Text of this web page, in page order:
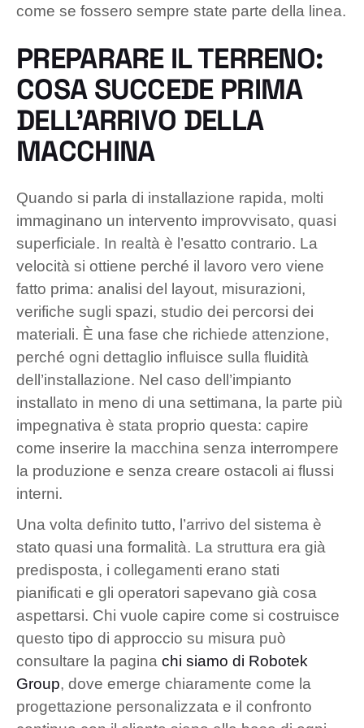
come se fossero sempre state parte della linea.
PREPARARE IL TERRENO:
COSA SUCCEDE PRIMA
DELL’ARRIVO DELLA
MACCHINA
Quando si parla di installazione rapida, molti
immaginano un intervento improvvisato, quasi
superficiale. In realtà è l’esatto contrario. La
velocità si ottiene perché il lavoro vero viene
fatto prima: analisi del layout, misurazioni,
verifiche sugli spazi, studio dei percorsi dei
materiali. È una fase che richiede attenzione,
perché ogni dettaglio influisce sulla fluidità
dell’installazione. Nel caso dell’impianto
installato in meno di una settimana, la parte più
impegnativa è stata proprio questa: capire
come inserire la macchina senza interrompere
la produzione e senza creare ostacoli ai flussi
interni.
Una volta definito tutto, l’arrivo del sistema è
stato quasi una formalità. La struttura era già
predisposta, i collegamenti erano stati
pianificati e gli operatori sapevano già cosa
aspettarsi. Chi vuole capire come si costruisce
questo tipo di approccio su misura può
consultare la pagina chi siamo di Robotek
Group, dove emerge chiaramente come la
progettazione personalizzata e il confronto